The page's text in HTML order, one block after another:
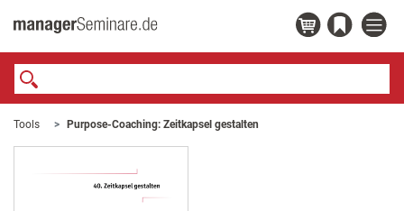
Tools Purpose-Coaching: Zeitkapsel gestalten